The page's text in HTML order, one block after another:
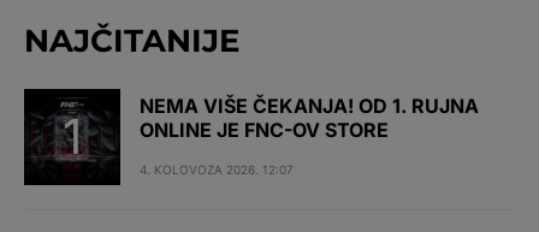
NAJČITANIJE
NEMA VIŠE ČEKANJA! OD 1. RUJNA
ONLINE JE FNC-OV STORE
4. KOLOVOZA 2026. 12:07